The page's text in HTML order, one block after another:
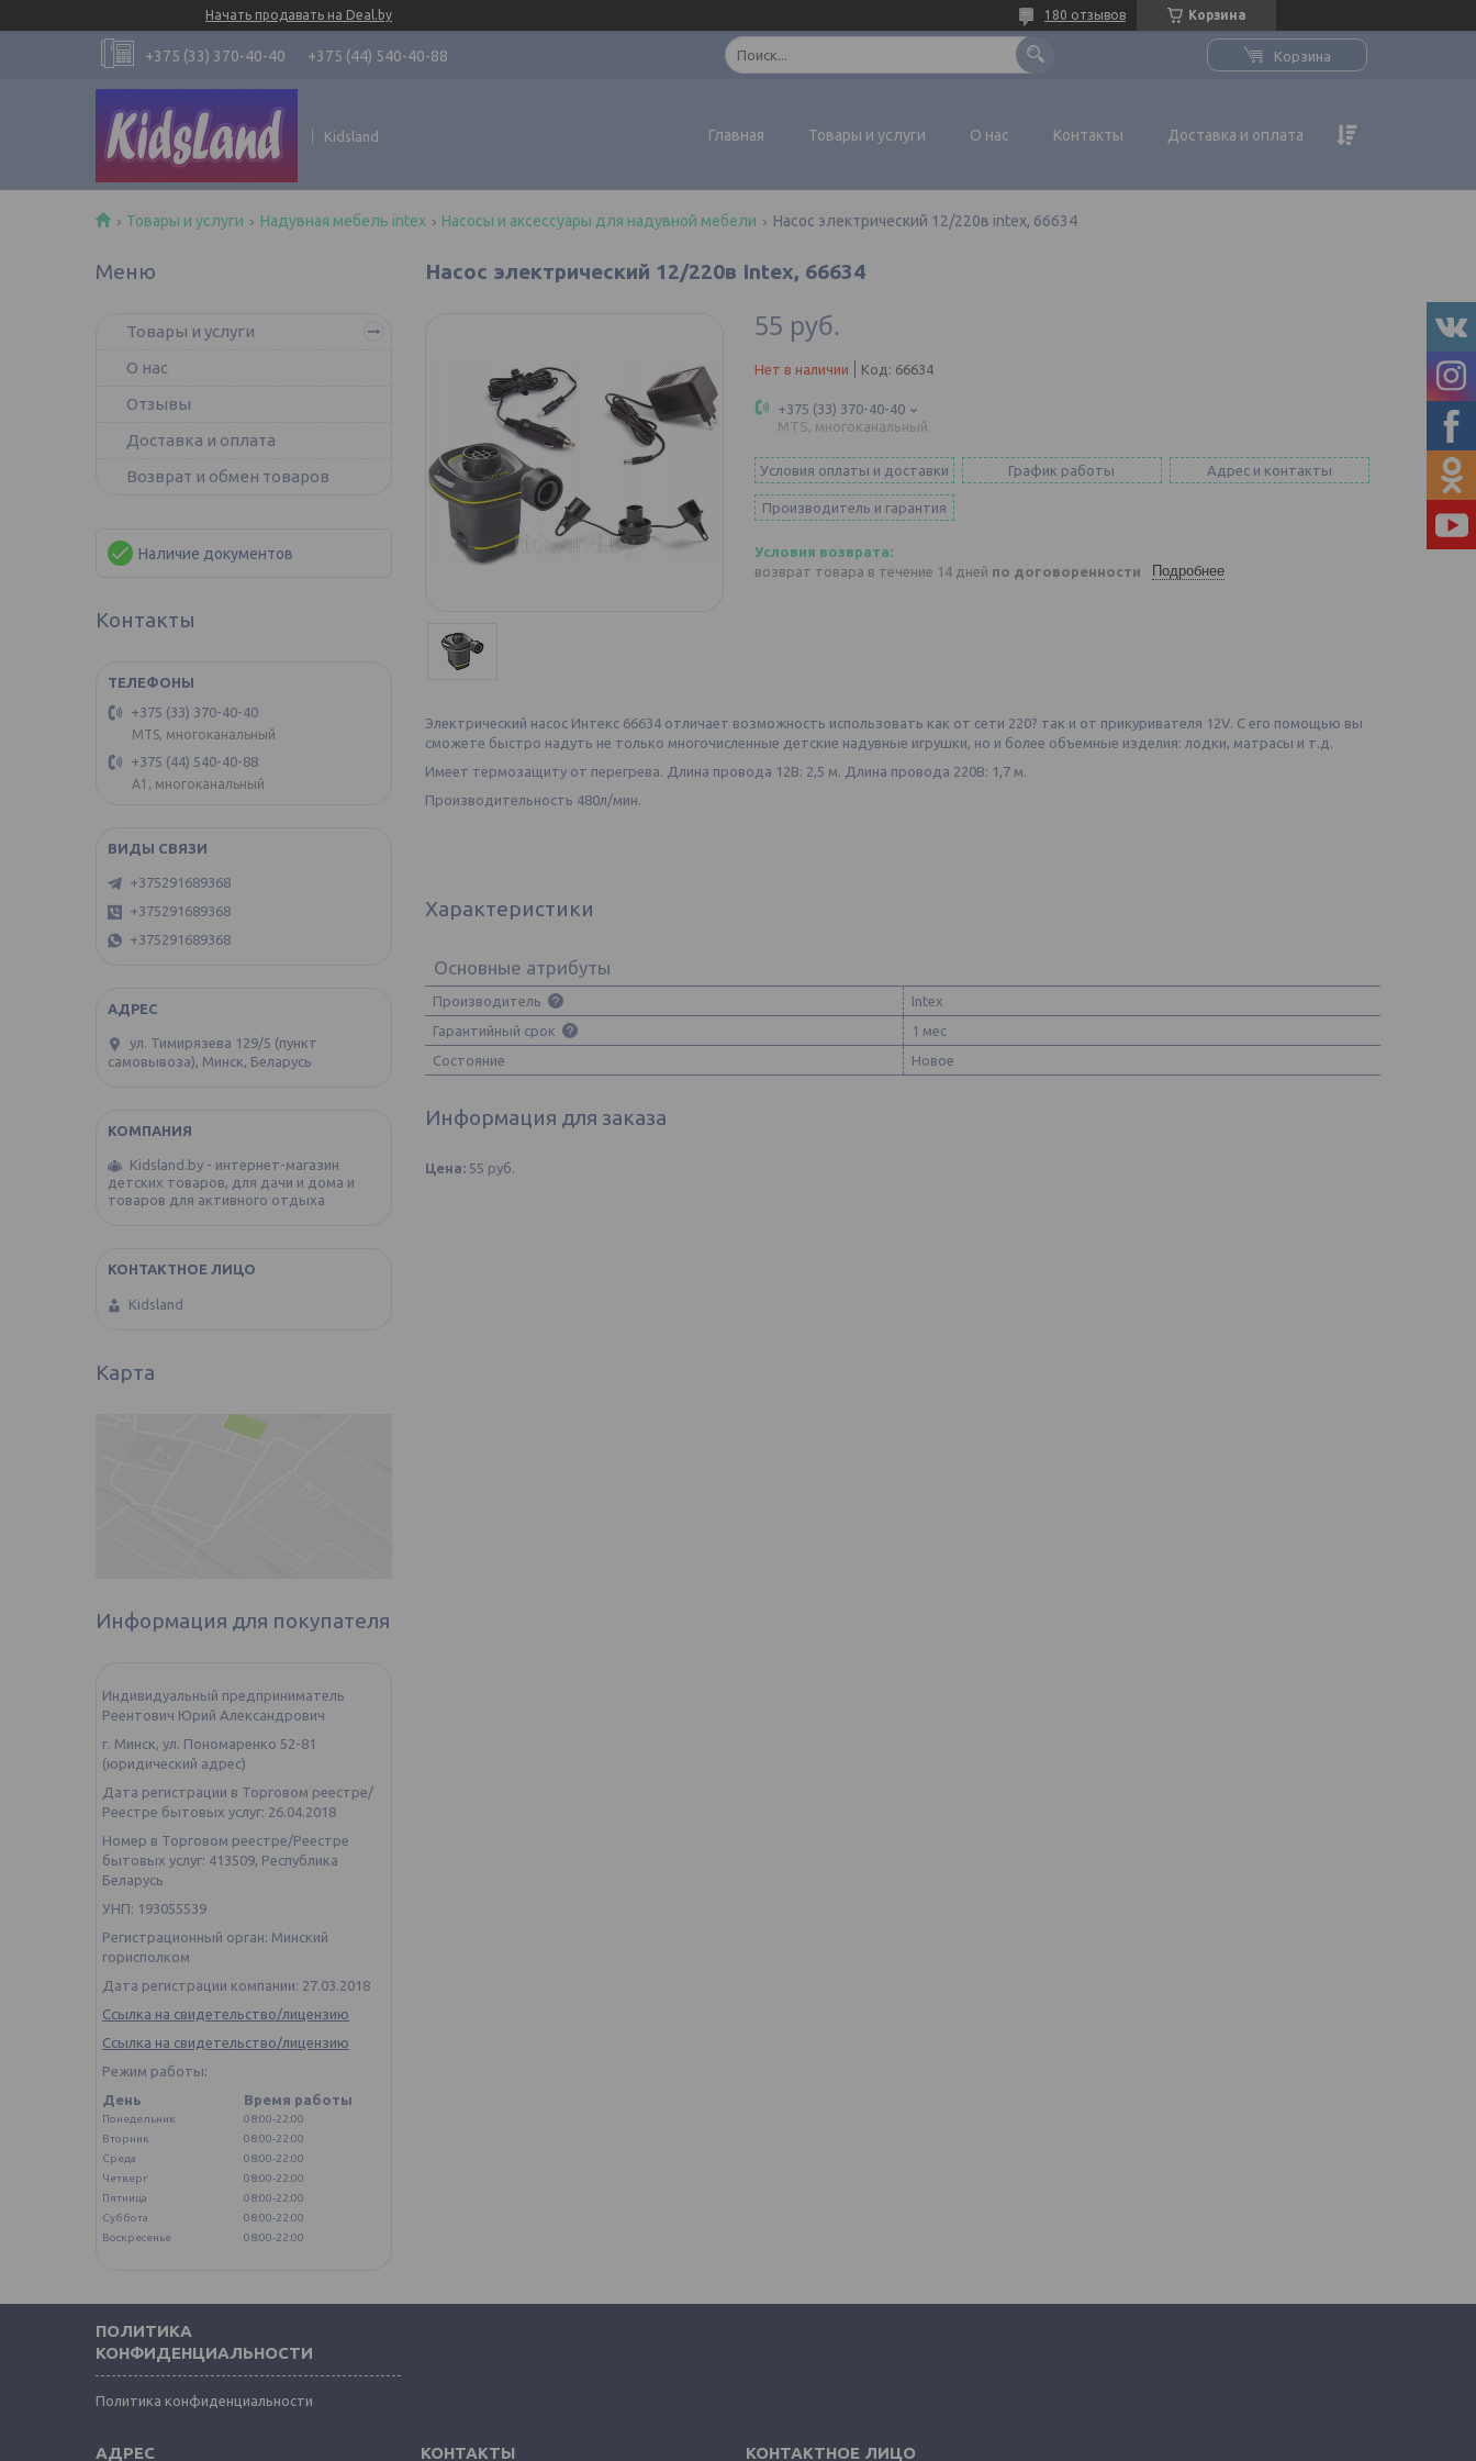
Начать продавать на Deal.by Корзина
180 отзывов
+375 (33) 370-40-40 +375 (44) 540-40-88 Корзина
Kidsland Главная Товары и услуги О нас Контакты Доставка и оплата
Товары и услуги Надувная мебель intex Насосы и аксессуары для надувной мебели Насос электрический 12/220в intex, 66634
Насос электрический 12/220в Intex, 66634
55 руб.
Нет в наличии Код: 66634
+375 (33) 370-40-40
MTS, многоканальный
Условия оплаты и доставки График работы Адрес и контакты
Производитель и гарантия
возврат товара в течение 14 дней по договоренности Подробнее
Электрический насос Интекс 66634 отличает возможность использовать как от сети 220? так и от прикуривателя 12V. С его помощью вы
сможете быстро надуть не только многочисленные детские надувные игрушки, но и более объемные изделия: лодки, матрасы и т.д.
Имеет термозащиту от перегрева. Длина провода 12В: 2,5 м. Длина провода 220В: 1,7 м.
Производительность 480л/мин.
Характеристики
Основные атрибуты
Производитель
Intex
Гарантийный срок
1 мес
Состояние
Новое
Информация для заказа
Цена: 55 руб.
Товары и услуги
О нас
Отзывы
Доставка и оплата
Возврат и обмен товаров
Наличие документов
Контакты
+375 (33) 370-40-40
MTS, многоканальный
+375 (44) 540-40-88
А1, многоканальный
+375291689368
+375291689368
+375291689368
ул. Тимирязева 129/5 (пункт
самовывоза), Минск, Беларусь
Kidsland.by - интернет-магазин
детских товаров, для дачи и дома и
товаров для активного отдыха
Kidsland
Карта
Информация для покупателя
Индивидуальный предприниматель
Реентович Юрий Александрович
г. Минск, ул. Пономаренко 52-81
(юридический адрес)
Дата регистрации в Торговом реестре/
Реестре бытовых услуг: 26.04.2018
Номер в Торговом реестре/Реестре
бытовых услуг: 413509, Республика
Беларусь
УНП: 193055539
Регистрационный орган: Минский
горисполком
Дата регистрации компании: 27.03.2018
Ссылка на свидетельство/лицензию
Ссылка на свидетельство/лицензию
Режим работы:
День
Время работы
Понедельник
08:00-22:00
Вторник
08:00-22:00
Среда
08:00-22:00
Четверг
08:00-22:00
Пятница
08:00-22:00
Суббота
08:00-22:00
Воскресенье
08:00-22:00
ПОЛИТИКА
КОНФИДЕНЦИАЛЬНОСТИ
Политика конфиденциальности